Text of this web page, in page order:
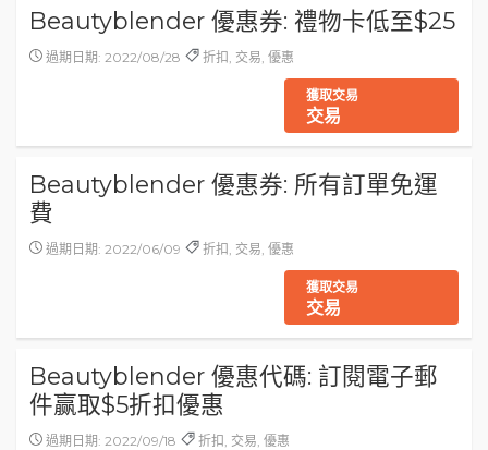
Beautyblender 優惠券: 禮物卡低至$25
過期日期: 2022/08/28 折扣, 交易, 優惠
獲取交易
交易
Beautyblender 優惠券: 所有訂單免運
費
過期日期: 2022/06/09 折扣, 交易, 優惠
獲取交易
交易
Beautyblender 優惠代碼: 訂閱電子郵
件赢取$5折扣優惠
過期日期: 2022/09/18 折扣, 交易, 優惠